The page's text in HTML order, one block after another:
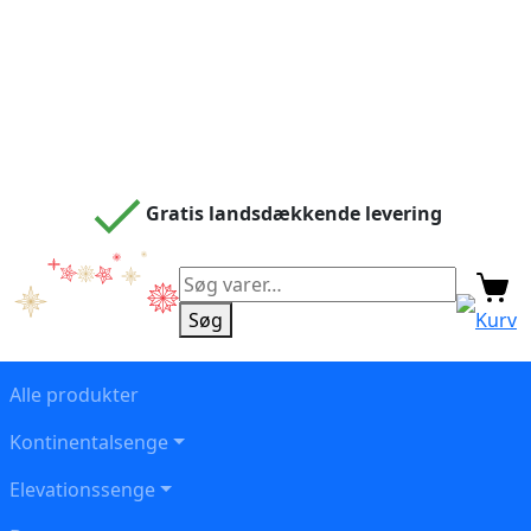
Gratis landsdækkende levering
Søg
efter:
Søg Kurv
Alle produkter
Kontinentalsenge
Elevationssenge